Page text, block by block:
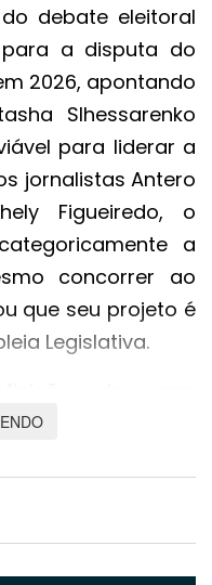
debate eleitoral
a disputa do
2026, apontando
Slhessarenko
para liderar a
jornalistas Antero
Figueiredo, o
a
concorrer ao
que seu projeto é
Legislativa.
é
de junho, a